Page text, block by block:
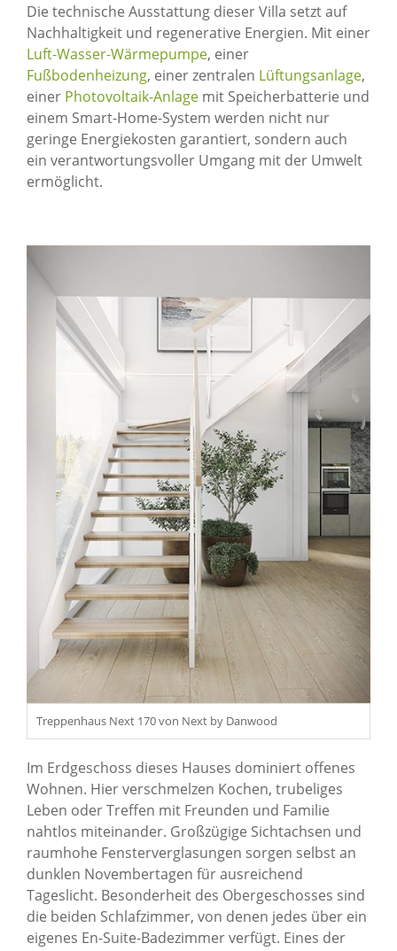
Die technische Ausstattung dieser Villa setzt auf
Nachhaltigkeit und regenerative Energien. Mit einer
Luft-Wasser-Wärmepumpe, einer
Fußbodenheizung, einer zentralen Lüftungsanlage,
einer Photovoltaik-Anlage mit Speicherbatterie und
einem Smart-Home-System werden nicht nur
geringe Energiekosten garantiert, sondern auch
ein verantwortungsvoller Umgang mit der Umwelt
ermöglicht.
Treppenhaus Next 170 von Next by Danwood
Im Erdgeschoss dieses Hauses dominiert offenes
Wohnen. Hier verschmelzen Kochen, trubeliges
Leben oder Treffen mit Freunden und Familie
nahtlos miteinander. Großzügige Sichtachsen und
raumhohe Fensterverglasungen sorgen selbst an
dunklen Novembertagen für ausreichend
Tageslicht. Besonderheit des Obergeschosses sind
die beiden Schlafzimmer, von denen jedes über ein
eigenes En-Suite-Badezimmer verfügt. Eines der